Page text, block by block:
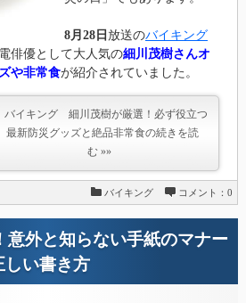
8月28日 放送のバイキング
俳優として大人気の細川茂樹さんオ
や非常食が紹介されていました。
バイキング 細川茂樹が厳選！必ず役立つ
最新防災グッズと絶品非常食の続きを読
む »»
バイキング コメント：0
意外と知らない手紙のマナー
い書き方